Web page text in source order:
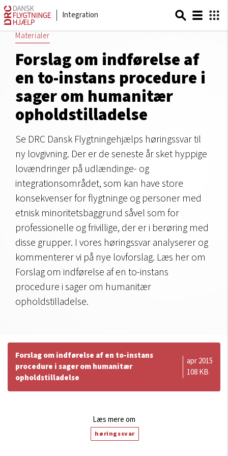
Integration
Materialer
Forslag om indførelse af
en to-instans procedure i
sager om humanitær
opholdstilladelse
Se DRC Dansk Flygtningehjælps høringssvar til
ny lovgivning. Der er de seneste år sket hyppige
lovændringer på udlændinge- og
integrationsområdet, som kan have store
konsekvenser for flygtninge og personer med
etnisk minoritetsbaggrund såvel som for
professionelle og frivillige, der er i berøring med
disse grupper. I vores høringssvar analyserer og
kommenterer vi på nye lovforslag. Læs her om
Forslag om indførelse af en to-instans
procedure i sager om humanitær
opholdstilladelse.
Forslag om indførelse af en to-instans
procedure i sager om humanitær
opholdstilladelse
apr 2015
108 KB
Læs mere om
høringssvar